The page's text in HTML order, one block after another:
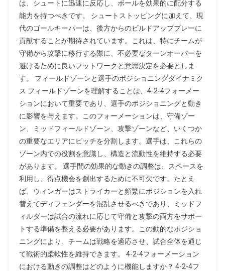
は、シュートに迅速に反応し、ボールを効果的に配分する
能力を持つべきです。 シュートストッピングに加えて、現
代のゴールキーパーは、後方からのビルドアッププレーに
貢献することが期待されています。これは、特にチームが
守備から攻撃に移行する際に、不必要なターンオーバーを
避けるために良いフットワークと意思決定を必要としま
す。 フィールドゾーンと選手のポジショニングダイナミク
ス フィールドゾーンを理解することは、4-2-4フォーメー
ションにおいて重要であり、選手のポジショニングと動き
に影響を与えます。このフォーメーションは、守備ゾー
ン、ミッドフィールドゾーン、攻撃ゾーンなど、いくつか
の重要なエリアにピッチを分割します。選手は、これらの
ゾーン内での役割を意識し、構造と流動性を維持する必要
があります。 選手間の効果的な動きの調整は、スペースを
利用し、得点機会を創出するために不可欠です。たとえ
ば、ウィンガーはストライカーと頻繁にポジションを入れ
替えてディフェンダーを混乱させるべきであり、ミッドフ
ィルダーは試合の流れに応じて守備と攻撃の両方をサポー
トする準備を整える必要があります。この動的なポジショ
ニングにより、チームは戦略を適応させ、試合全体を通じ
て戦術的柔軟性を維持できます。 4-2-4フォーメーション
における動きの調整はどのように機能しますか？ 4-2-4フ